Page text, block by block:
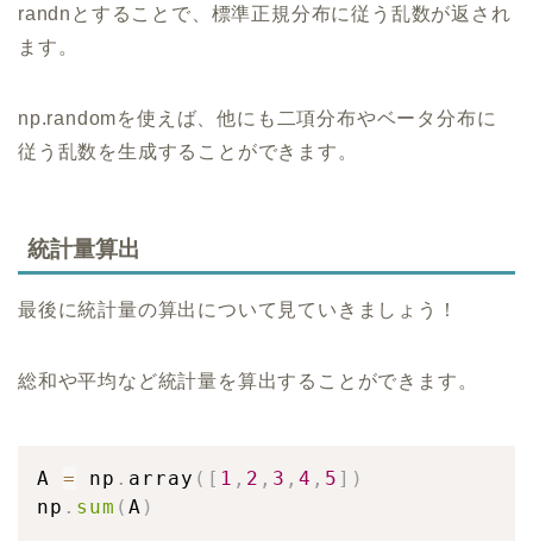
randnとすることで、標準正規分布に従う乱数が返され
ます。
np.randomを使えば、他にも二項分布やベータ分布に
従う乱数を生成することができます。
統計量算出
最後に統計量の算出について見ていきましょう！
総和や平均など統計量を算出することができます。
A = np . array ( [ 1 , 2 , 3 , 4 , 5 ] )
np . sum ( A )